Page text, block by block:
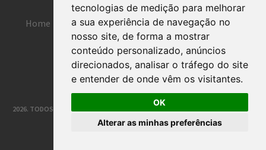
tecnologias de medição para melhorar
a sua experiência de navegação no
nosso site, de forma a mostrar
conteúdo personalizado, anúncios
direcionados, analisar o tráfego do site
e entender de onde vêm os visitantes.
OK
Alterar as minhas preferências
Home Entrar Faça seu cadastro
Contato Central de ajuda
Termos de uso Inserir anúncio grátis
2026. TODOS OS DIREITOS RESERVADOS. | DESENVOLVIMENTO E HOSPEDAGEM
CLASSIFICADOS JOINVILLE®